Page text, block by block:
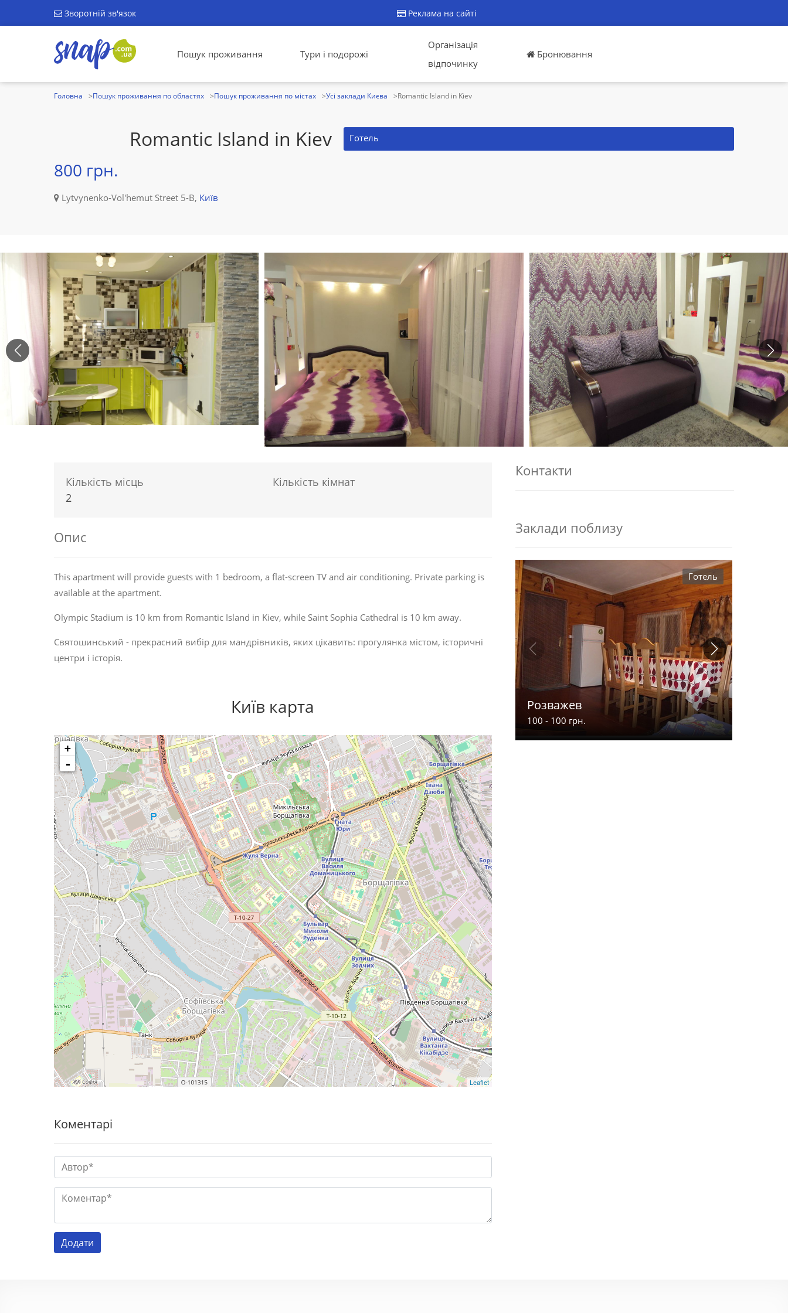
Зворотній зв'язок Реклама на сайті
Пошук проживання Тури і подорожі
Організація
відпочинку
Бронювання
Головна Пошук проживання по областях Пошук проживання по містах Усі заклади Києва Romantic Island in Kiev
Romantic Island in Kiev Готель
800 грн.
Lytvynenko-Vol'hemut Street 5-B, Київ
Кількість місць
2
Кількість кімнат
Опис
This apartment will provide guests with 1 bedroom, a flat-screen TV and air conditioning. Private parking is
available at the apartment.
Olympic Stadium is 10 km from Romantic Island in Kiev, while Saint Sophia Cathedral is 10 km away.
Святошинський - прекрасний вибір для мандрівників, яких цікавить: прогулянка містом, історичні
центри і історія.
Київ карта
+
-
Leaflet
Коментарі
Контакти
Заклади поблизу
Готель
Розважев
100 - 100 грн.